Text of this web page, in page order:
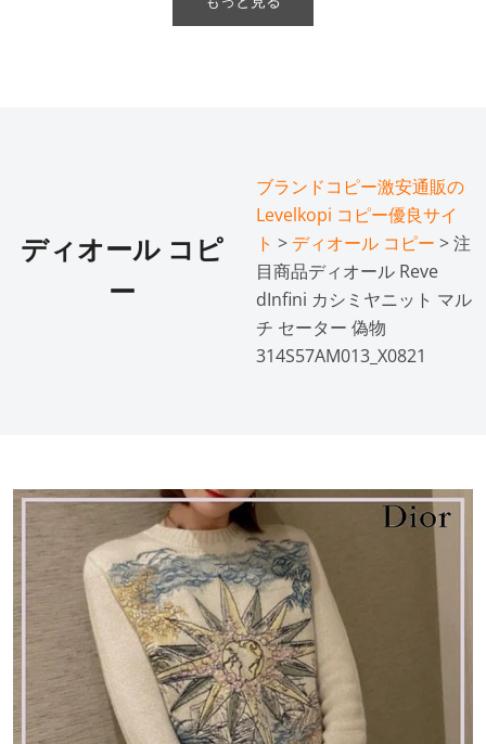
ディオール コピ
ー
ブランドコピー激安通販の
Levelkopi コピー優良サイ
ト > ディオール コピー > 注
目商品ディオール Reve
dInfini カシミヤニット マル
チ セーター 偽物
314S57AM013_X0821